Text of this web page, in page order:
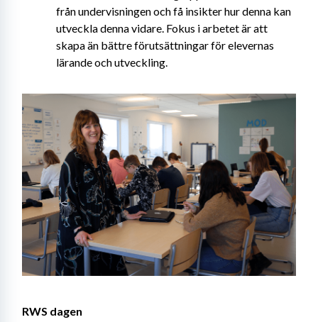
från undervisningen och få insikter hur denna kan
utveckla denna vidare. Fokus i arbetet är att
skapa än bättre förutsättningar för elevernas
lärande och utveckling.
RWS dagen